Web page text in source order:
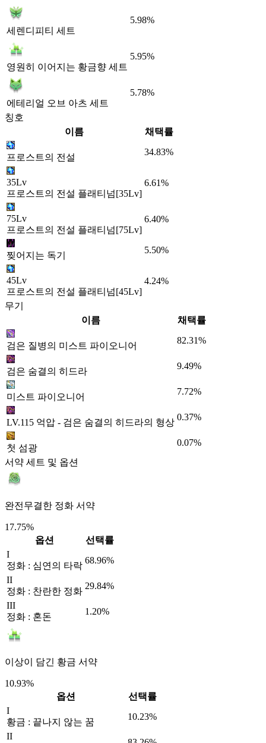
세렌디피티 세트
5.98%
영원히 이어지는 황금향 세트
5.95%
에테리얼 오브 아츠 세트
5.78%
칭호
이름
채택률
프로스트의 전설
34.83%
35Lv
프로스트의 전설 플래티넘[35Lv]
6.61%
75Lv
프로스트의 전설 플래티넘[75Lv]
6.40%
찢어지는 독기
5.50%
45Lv
프로스트의 전설 플래티넘[45Lv]
4.24%
무기
이름
채택률
검은 질병의 미스트 파이오니어
82.31%
검은 숨결의 히드라
9.49%
미스트 파이오니어
7.72%
LV.115 억압 - 검은 숨결의 히드라의 형상
0.37%
첫 섬광
0.07%
서약 세트 및 옵션
완전무결한 정화 서약
17.75%
옵션
선택률
I
정화 : 심연의 타락
68.96%
II
정화 : 찬란한 정화
29.84%
III
정화 : 혼돈
1.20%
이상이 담긴 황금 서약
10.93%
옵션
선택률
I
황금 : 끝나지 않는 꿈
10.23%
II